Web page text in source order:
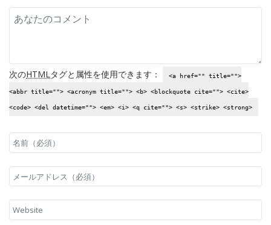
次のHTMLタグと属性を使用できます： <a href="" title="">
<abbr title=""> <acronym title=""> <b> <blockquote cite=""> <cite>
<code> <del datetime=""> <em> <i> <q cite=""> <s> <strike> <strong>